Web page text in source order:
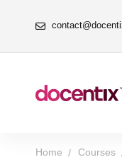
Home Courses